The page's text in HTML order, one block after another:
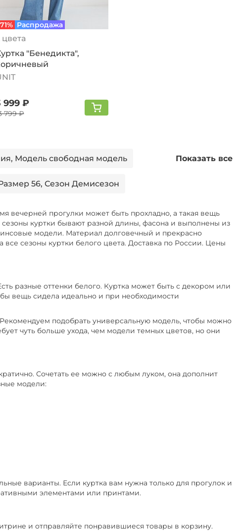
Распродажа
цвета
"Бенедикта",
999 ₽
799 ₽
Модель свободная модель
56, Сезон Демисезон
Размер 54-56, Сезон Демисезон
Демисезон
Размер 52-54
Показать все
вечерней прогулки может быть прохладно, а такая вещь
куртки бывают разной длины, фасона и выполнены из
модели. Материал долговечный и прекрасно
сезоны куртки белого цвета. Доставка по России. Цены
разные оттенки белого. Куртка может быть с декором или
вещь сидела идеально и при необходимости
подобрать универсальную модель, чтобы можно
чуть больше ухода, чем модели темных цветов, но они
Сочетать ее можно с любым луком, она дополнит
модели:
варианты. Если куртка вам нужна только для прогулок и
элементами или принтами.
и отправляйте понравившиеся товары в корзину.